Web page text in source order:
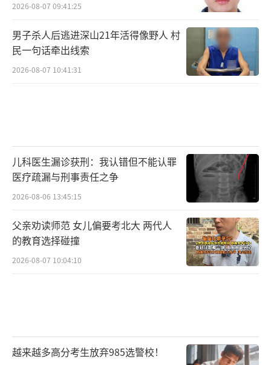
2026-08-07 09:41:25
男子杀人后逃进深山21年活得像野人 村
民一句话牵出线索
2026-08-07 10:41:31
儿科医生漏诊获刑：我认错但不能认罪
医疗疏漏与刑事责任之争
2026-08-06 13:45:15
父亲劝读师范 女儿偏要考北大 两代人
的教育选择碰撞
2026-08-07 10:04:10
越来越多高分考生放弃985选警校！